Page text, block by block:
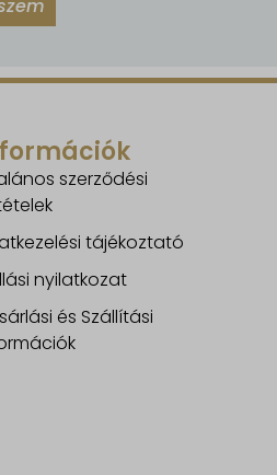
szerződési
tájékoztató
nyilatkozat
és Szállítási